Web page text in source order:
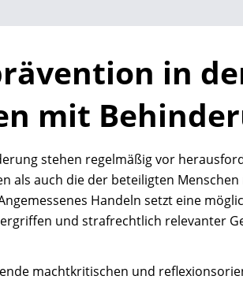
in
mit
stehen regelmäßig vor
als auch die der beteiligten
Handeln setzt eine
und strafrechtlich relevanter
machtkritischen und